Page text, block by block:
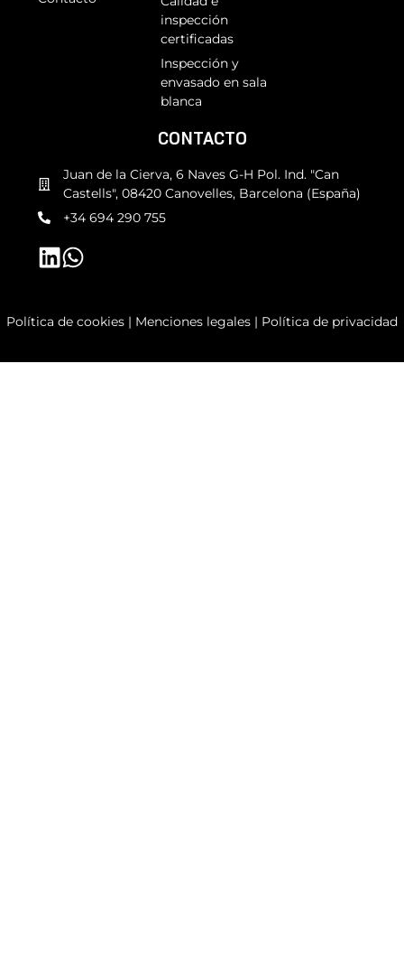
inspección
certificadas
Inspección y
envasado en sala
blanca
CONTACTO
Juan de la Cierva, 6 Naves G-H Pol. Ind. "Can
Castells", 08420 Canovelles, Barcelona (España)
+34 694 290 755
Política de cookies | Menciones legales | Política de privacidad